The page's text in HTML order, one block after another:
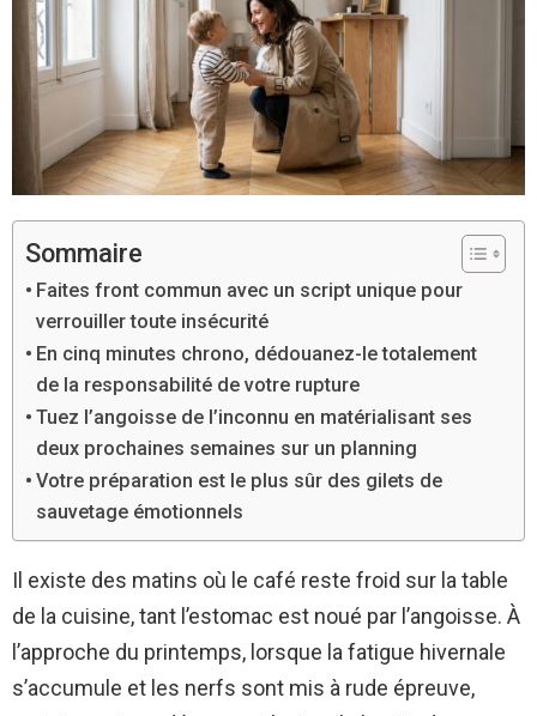
Sommaire
Faites front commun avec un script unique pour
verrouiller toute insécurité
En cinq minutes chrono, dédouanez-le totalement
de la responsabilité de votre rupture
Tuez l’angoisse de l’inconnu en matérialisant ses
deux prochaines semaines sur un planning
Votre préparation est le plus sûr des gilets de
sauvetage émotionnels
Il existe des matins où le café reste froid sur la table
de la cuisine, tant l’estomac est noué par l’angoisse. À
l’approche du printemps, lorsque la fatigue hivernale
s’accumule et les nerfs sont mis à rude épreuve,